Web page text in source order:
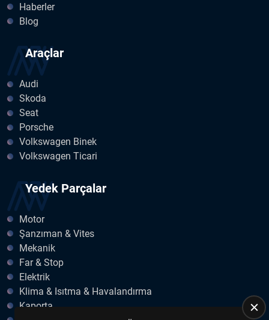
Haberler
Blog
Araçlar
Audi
Skoda
Seat
Porsche
Volkswagen Binek
Volkswagen Ticari
Yedek Parçalar
Motor
Şanzıman & Vites
Mekanik
Far & Stop
Elektrik
Klima & Isıtma & Havalandırma
Kaporta